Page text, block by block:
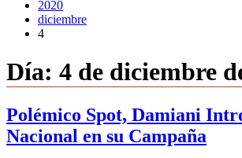
2020
diciembre
4
Día: 4 de diciembre
Polémico Spot, Damiani
Nacional en su Campaña